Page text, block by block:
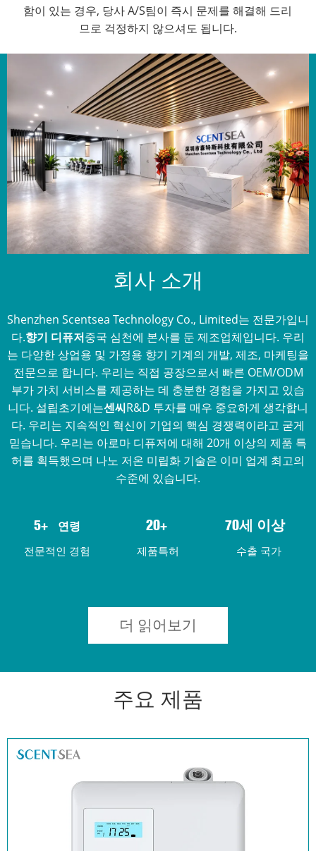
함이 있는 경우, 당사 A/S팀이 즉시 문제를 해결해 드리
므로 걱정하지 않으셔도 됩니다.
회사 소개
Shenzhen Scentsea Technology Co., Limited는 전문가입니
다.향기 디퓨저중국 심천에 본사를 둔 제조업체입니다. 우리
는 다양한 상업용 및 가정용 향기 기계의 개발, 제조, 마케팅을
전문으로 합니다. 우리는 직접 공장으로서 빠른 OEM/ODM
부가 가치 서비스를 제공하는 데 충분한 경험을 가지고 있습
니다. 설립초기에는센씨R&D 투자를 매우 중요하게 생각합니
다. 우리는 지속적인 혁신이 기업의 핵심 경쟁력이라고 굳게
믿습니다. 우리는 아로마 디퓨저에 대해 20개 이상의 제품 특
허를 획득했으며 나노 저온 미립화 기술은 이미 업계 최고의
수준에 있습니다.
5+ 연령
전문적인 경험
20+
제품특허
70세 이상
수출 국가
더 읽어보기
주요 제품